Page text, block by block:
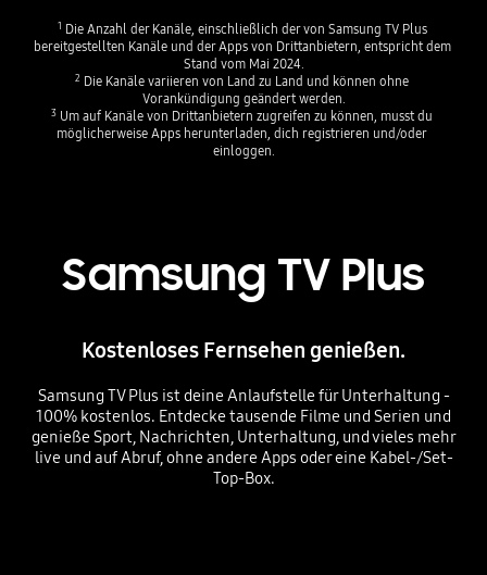
1 Die Anzahl der Kanäle, einschließlich der von Samsung TV Plus
bereitgestellten Kanäle und der Apps von Drittanbietern, entspricht dem
Stand vom Mai 2024.
2 Die Kanäle variieren von Land zu Land und können ohne
Vorankündigung geändert werden.
3 Um auf Kanäle von Drittanbietern zugreifen zu können, musst du
möglicherweise Apps herunterladen, dich registrieren und/oder
einloggen.
Samsung TV Plus
Kostenloses Fernsehen genießen.
Samsung TV Plus ist deine Anlaufstelle für Unterhaltung -
100% kostenlos. Entdecke tausende Filme und Serien und
genieße Sport, Nachrichten, Unterhaltung, und vieles mehr
live und auf Abruf, ohne andere Apps oder eine Kabel-/Set-
Top-Box.